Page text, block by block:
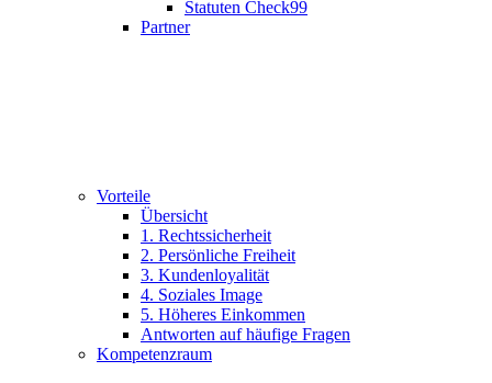
Statuten Check99
Partner
Vorteile
Übersicht
1. Rechtssicherheit
2. Persönliche Freiheit
3. Kundenloyalität
4. Soziales Image
5. Höheres Einkommen
Antworten auf häufige Fragen
Kompetenzraum